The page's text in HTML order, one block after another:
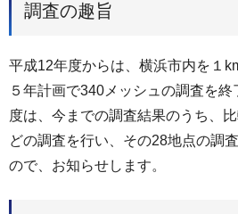
調査の趣旨
平成12年度からは、横浜市内を１
５年計画で340メッシュの調査を
度は、今までの調査結果のうち、
どの調査を行い、その28地点の調
ので、お知らせします。